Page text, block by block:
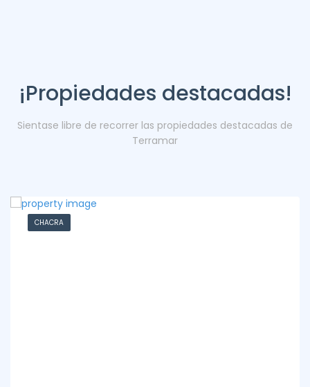
¡Propiedades destacadas!
Sientase libre de recorrer las propiedades destacadas de
Terramar
CHACRA